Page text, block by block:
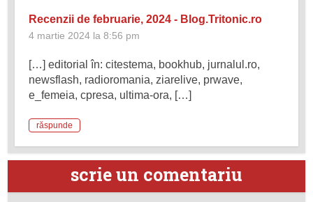
Recenzii de februarie, 2024 - Blog.Tritonic.ro
4 martie 2024 la 8:56 pm
[…] editorial în: citestema, bookhub, jurnalul.ro,
newsflash, radioromania, ziarelive, prwave,
e_femeia, cpresa, ultima-ora, […]
răspunde
scrie un comentariu